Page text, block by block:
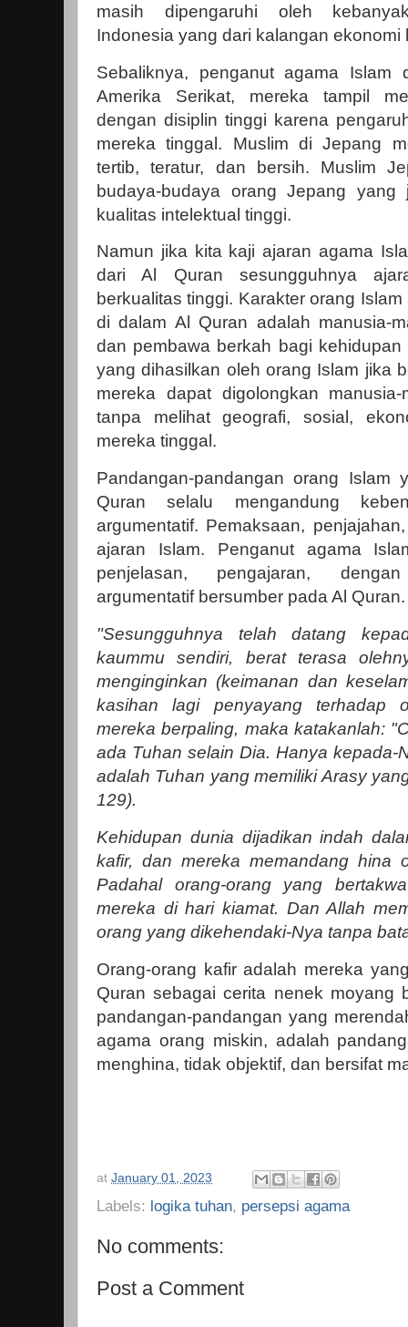
masih dipengaruhi oleh
Indonesia yang dari kalangan
Sebaliknya, penganut agama Islam
Amerika Serikat, mereka tampil
dengan disiplin tinggi karena
mereka tinggal. Muslim di Jepang
tertib, teratur, dan bersih. Muslim
budaya-budaya orang Jepang
kualitas intelektual tinggi.
Namun jika kita kaji ajaran agama
dari Al Quran sesungguhnya
berkualitas tinggi. Karakter orang
di dalam Al Quran adalah manusia-
dan pembawa berkah bagi kehidupan
yang dihasilkan oleh orang Islam jika
mereka dapat digolongkan
tanpa melihat geografi, sosial,
mereka tinggal.
Pandangan-pandangan orang Islam
Quran selalu mengandung
argumentatif. Pemaksaan,
ajaran Islam. Penganut agama
penjelasan, pengajaran, dengan
argumentatif bersumber pada Al
"Sesungguhnya telah datang
kaummu sendiri, berat terasa
menginginkan (keimanan dan
kasihan lagi penyayang terhadap
mereka berpaling, maka katakanlah:
ada Tuhan selain Dia. Hanya kepada-
adalah Tuhan yang memiliki Arasy
129).
Kehidupan dunia dijadikan indah
kafir, dan mereka memandang hina
Padahal orang-orang yang
mereka di hari kiamat. Dan Allah
orang yang dikehendaki-Nya tanpa
Orang-orang kafir adalah mereka
Quran sebagai cerita nenek moyang
pandangan-pandangan yang
agama orang miskin, adalah
menghina, tidak objektif, dan bersifat
at January 01, 2023
Labels: logika tuhan, persepsi agama
No comments:
Post a Comment